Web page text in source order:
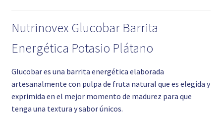
Nutrinovex Glucobar Barrita
Energética Potasio Plátano
Glucobar es una barrita energética elaborada
artesanalmente con pulpa de fruta natural que es elegida y
exprimida en el mejor momento de madurez para que
tenga una textura y sabor únicos.